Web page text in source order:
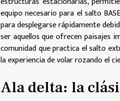
equipo necesario para el salto
para desplegarse rápidamente
ser aquellos que ofrecen paisajes
comunidad que practica el salto
la experiencia de volar rozando el
Ala delta: la